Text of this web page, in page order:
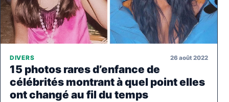
DIVERS 26 août 2022
15 photos rares d’enfance de
célébrités montrant à quel point elles
ont changé au fil du temps